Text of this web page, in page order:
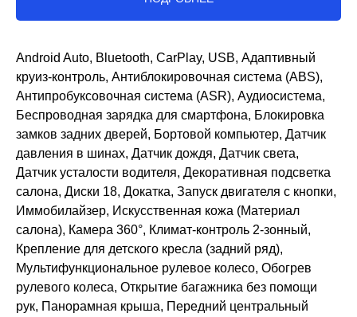
Android Auto, Bluetooth, CarPlay, USB, Адаптивный
круиз-контроль, Антиблокировочная система (ABS),
Антипробуксовочная система (ASR), Аудиосистема,
Беспроводная зарядка для смартфона, Блокировка
замков задних дверей, Бортовой компьютер, Датчик
давления в шинах, Датчик дождя, Датчик света,
Датчик усталости водителя, Декоративная подсветка
салона, Диски 18, Докатка, Запуск двигателя с кнопки,
Иммобилайзер, Искусственная кожа (Материал
салона), Камера 360°, Климат-контроль 2-зонный,
Крепление для детского кресла (задний ряд),
Мультифункциональное рулевое колесо, Обогрев
рулевого колеса, Открытие багажника без помощи
рук, Панорамная крыша, Передний центральный